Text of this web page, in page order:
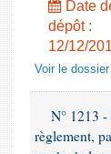
Date
dépôt :
12/12/
Voir le
N° 1213
règlement,